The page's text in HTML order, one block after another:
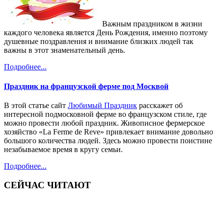
Важным праздником в жизни
каждого человека является День Рождения, именно поэтому
душевные поздравления и внимание близких людей так
важны в этот знаменательный день.
Подробнее...
Праздник на французской ферме под Москвой
В этой статье сайт Любимый Праздник расскажет об
интересной подмосковной ферме во французском стиле, где
можно провести любой праздник. Живописное фермерское
хозяйство «La Ferme de Reve» привлекает внимание довольно
большого количества людей. Здесь можно провести поистине
незабываемое время в кругу семьи.
Подробнее...
СЕЙЧАС ЧИТАЮТ